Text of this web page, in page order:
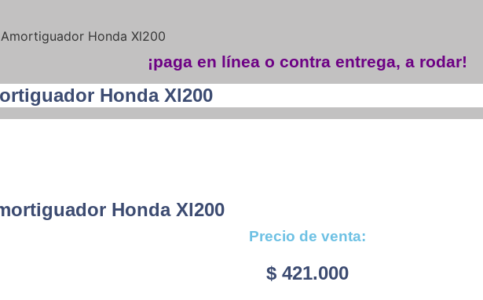
Honda Xl200
¡paga en línea o contra entrega, a rodar!
Honda Xl200
Honda Xl200
Precio de venta:
$421.000